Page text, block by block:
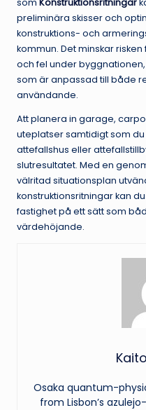
som Konstruktionsritningar
preliminära skisser och
konstruktions- och
kommun. Det minskar
och fel under
som är anpassad till både
användande.
Att planera in garage,
uteplatser samtidigt som
attefallshus eller
slutresultatet. Med en
välritad situationsplan
konstruktionsritningar kan
fastighet på ett sätt som
värdehöjande.
Osaka quantum-
from Lisbon’s